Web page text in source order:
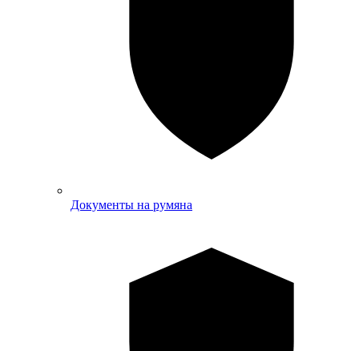
Документы на румяна